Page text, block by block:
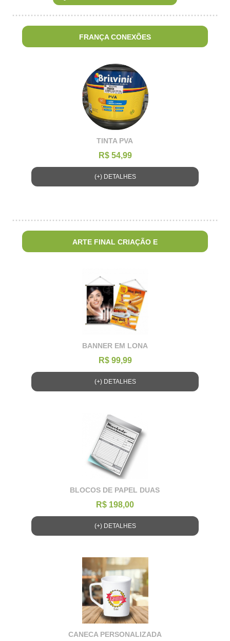
FRANÇA CONEXÕES
TINTA PVA
R$ 54,99
(+) DETALHES
ARTE FINAL CRIAÇÃO E
BANNER EM LONA
R$ 99,99
(+) DETALHES
BLOCOS DE PAPEL DUAS
R$ 198,00
(+) DETALHES
CANECA PERSONALIZADA